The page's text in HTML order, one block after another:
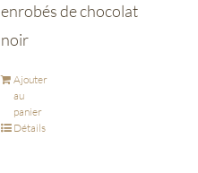
enrobés de chocolat
noir
Ajouter
au
panier
Détails